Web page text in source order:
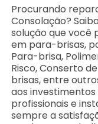
Procurando
Consolação?
solução que você
em para-brisas,
Para-brisa,
Risco, Conserto
brisas, entre
aos
profissionais e
sempre a